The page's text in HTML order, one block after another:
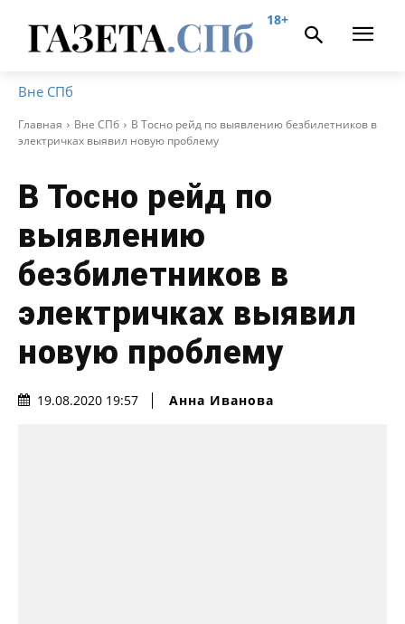
18+
Вне СПб
Главная Вне СПб
В Тосно рейд по выявлению безбилетников в
электричках выявил новую проблему
В Тосно рейд по
выявлению
безбилетников в
электричках выявил
новую проблему
19.08.2020 19:57 Анна Иванова